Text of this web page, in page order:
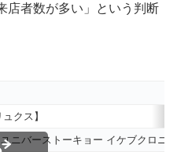
店者数が多い」という判断
クス】
ニバーストーキョー イケブクロニ